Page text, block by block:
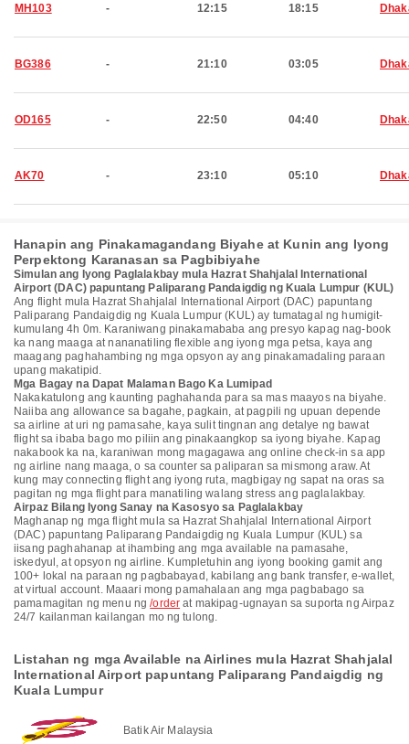
MH103 - 12:15 18:15
BG386 - 21:10 03:05
OD165 - 22:50 04:40
AK70 - 23:10 05:10
Hanapin ang Pinakamagandang Biyahe at Kunin ang Iyong
Perpektong Karanasan sa Pagbibiyahe
Simulan ang Iyong Paglalakbay mula Hazrat Shahjalal International
Airport (DAC) papuntang Paliparang Pandaigdig ng Kuala Lumpur (KUL)
Ang flight mula Hazrat Shahjalal International Airport (DAC) papuntang
Paliparang Pandaigdig ng Kuala Lumpur (KUL) ay tumatagal ng humigit-
kumulang 4h 0m. Karaniwang pinakamababa ang presyo kapag nag-book
ka nang maaga at nananatiling flexible ang iyong mga petsa, kaya ang
maagang paghahambing ng mga opsyon ay ang pinakamadaling paraan
upang makatipid.
Mga Bagay na Dapat Malaman Bago Ka Lumipad
Nakakatulong ang kaunting paghahanda para sa mas maayos na biyahe.
Naiiba ang allowance sa bagahe, pagkain, at pagpili ng upuan depende
sa airline at uri ng pamasahe, kaya sulit tingnan ang detalye ng bawat
flight sa ibaba bago mo piliin ang pinakaangkop sa iyong biyahe. Kapag
nakabook ka na, karaniwan mong magagawa ang online check-in sa app
ng airline nang maaga, o sa counter sa paliparan sa mismong araw. At
kung may connecting flight ang iyong ruta, magbigay ng sapat na oras sa
pagitan ng mga flight para manatiling walang stress ang paglalakbay.
Airpaz Bilang Iyong Sanay na Kasosyo sa Paglalakbay
Maghanap ng mga flight mula sa Hazrat Shahjalal International Airport
(DAC) papuntang Paliparang Pandaigdig ng Kuala Lumpur (KUL) sa
iisang paghahanap at ihambing ang mga available na pamasahe,
iskedyul, at opsyon ng airline. Kumpletuhin ang iyong booking gamit ang
100+ lokal na paraan ng pagbabayad, kabilang ang bank transfer, e-wallet,
at virtual account. Maaari mong pamahalaan ang mga pagbabago sa
pamamagitan ng menu ng/order at makipag-ugnayan sa suporta ng Airpaz
24/7 kailanman kailangan mo ng tulong.
Listahan ng mga Available na Airlines mula Hazrat Shahjalal
International Airport papuntang Paliparang Pandaigdig ng
Kuala Lumpur
Batik Air Malaysia